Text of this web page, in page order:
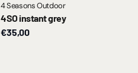
4 Seasons Outdoor
4SO instant grey
€35,00